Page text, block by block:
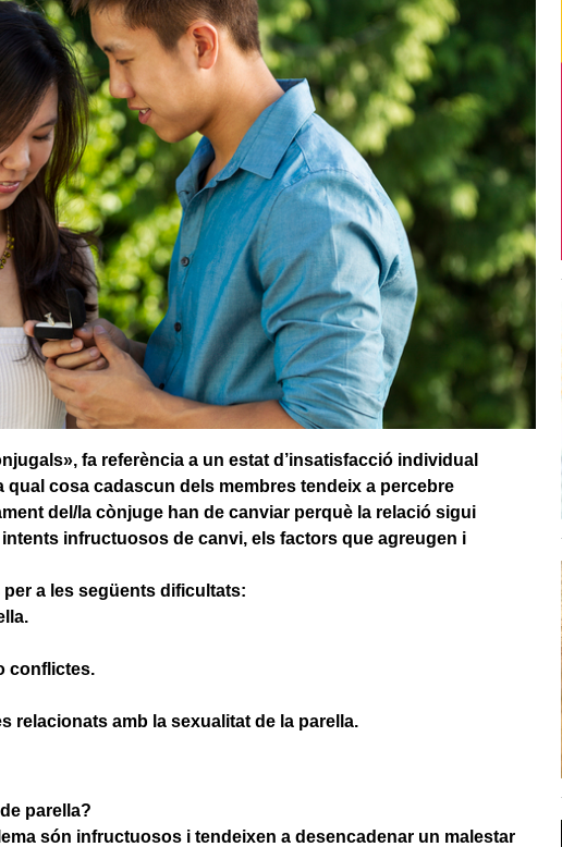
fa referència a un estat d’insatisfacció individual
qual cosa cadascun dels membres tendeix a percebre
del/la cònjuge han de canviar perquè la relació sigui
infructuosos de canvi, els factors que agreugen i
a les següents dificultats:
conflictes.
relacionats amb la sexualitat de la parella.
parella?
són infructuosos i tendeixen a desencadenar un malestar